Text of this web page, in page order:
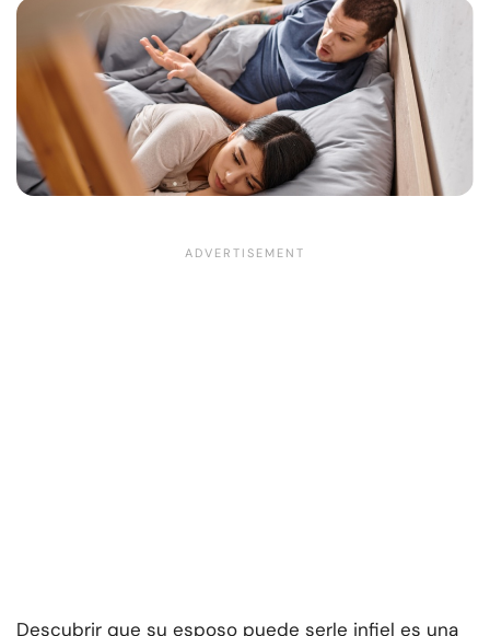
Descubrir que su esposo puede serle infiel es una